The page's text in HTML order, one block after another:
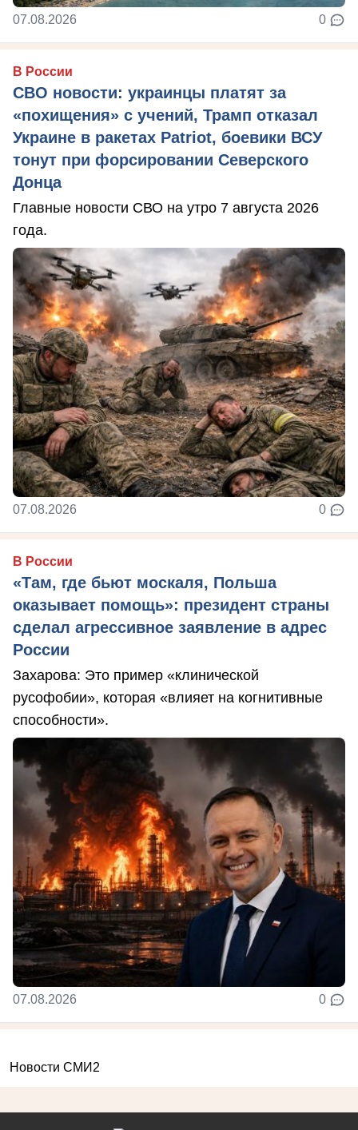
07.08.2026 0
В России
СВО новости: украинцы платят за
«похищения» с учений, Трамп отказал
Украине в ракетах Patriot, боевики ВСУ
тонут при форсировании Северского
Донца
Главные новости СВО на утро 7 августа 2026
года.
07.08.2026 0
В России
«Там, где бьют москаля, Польша
оказывает помощь»: президент страны
сделал агрессивное заявление в адрес
России
Захарова: Это пример «клинической
русофобии», которая «влияет на когнитивные
способности».
07.08.2026 0
Новости СМИ2